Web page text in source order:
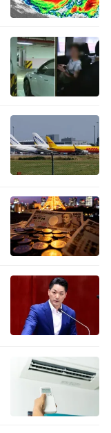
有教学楼、实
展中心、恒温
，教学楼、北
宿舍楼、中学
段，正在做后
竣工，9月份
是东片现代服
功能定位，主
高”，全面实
江力邦、广东
处正在调度的
个签约，4个在